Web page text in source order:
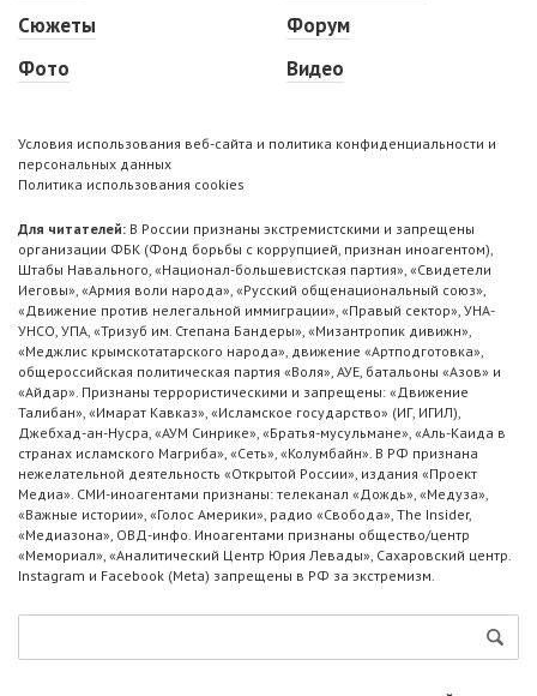
Сюжеты
Фото
Форум
Видео
Условия использования веб-сайта и политика конфиденциальности и
персональных данных
Политика использования cookies
Для читателей: В России признаны экстремистскими и запрещены
организации ФБК (Фонд борьбы с коррупцией, признан иноагентом),
Штабы Навального, «Национал-большевистская партия», «Свидетели
Иеговы», «Армия воли народа», «Русский общенациональный союз»,
«Движение против нелегальной иммиграции», «Правый сектор», УНА-
УНСО, УПА, «Тризуб им. Степана Бандеры», «Мизантропик дивижн»,
«Меджлис крымскотатарского народа», движение «Артподготовка»,
общероссийская политическая партия «Воля», АУЕ, батальоны «Азов» и
«Айдар». Признаны террористическими и запрещены: «Движение
Талибан», «Имарат Кавказ», «Исламское государство» (ИГ, ИГИЛ),
Джебхад-ан-Нусра, «АУМ Синрике», «Братья-мусульмане», «Аль-Каида в
странах исламского Магриба», «Сеть», «Колумбайн». В РФ признана
нежелательной деятельность «Открытой России», издания «Проект
Медиа». СМИ-иноагентами признаны: телеканал «Дождь», «Медуза»,
«Важные истории», «Голос Америки», радио «Свобода», The Insider,
«Медиазона», ОВД-инфо. Иноагентами признаны общество/центр
«Мемориал», «Аналитический Центр Юрия Левады», Сахаровский центр.
Instagram и Facebook (Metа) запрещены в РФ за экстремизм.